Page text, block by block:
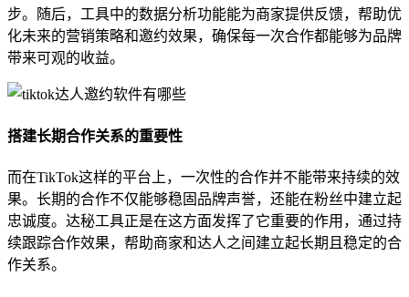
步。随后，工具中的数据分析功能能为商家提供反馈，帮助优
化未来的营销策略和邀约效果，确保每一次合作都能够为品牌
带来可观的收益。
搭建长期合作关系的重要性
而在TikTok这样的平台上，一次性的合作并不能带来持续的效
果。长期的合作不仅能够稳固品牌声誉，还能在粉丝中建立起
忠诚度。达秘工具正是在这方面发挥了它重要的作用，通过持
续跟踪合作效果，帮助商家和达人之间建立起长期且稳定的合
作关系。